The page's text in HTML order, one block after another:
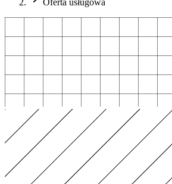
Oferta usługowa